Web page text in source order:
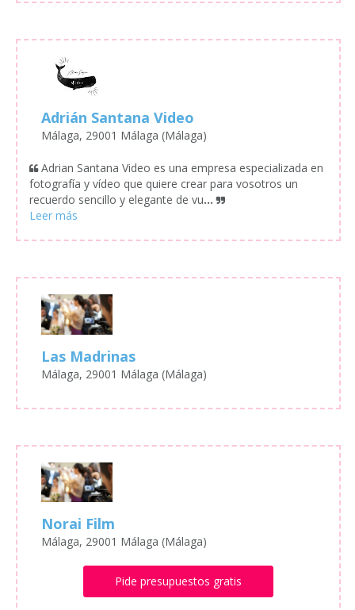
Adrián Santana Video
Málaga, 29001 Málaga (Málaga)
Adrian Santana Video es una empresa especializada en
fotografía y vídeo que quiere crear para vosotros un
recuerdo sencillo y elegante de vu...
Las Madrinas
Málaga, 29001 Málaga (Málaga)
Norai Film
Málaga, 29001 Málaga (Málaga)
Pide presupuestos gratis